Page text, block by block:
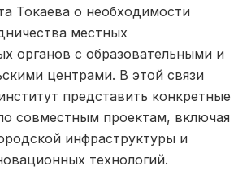
Токаева о необходимости
местных
органов с образовательными и
центрами. В этой связи
представить конкретные
совместным проектам, включая
инфраструктуры и
технологий.